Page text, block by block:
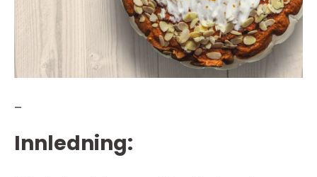
–
Innledning: